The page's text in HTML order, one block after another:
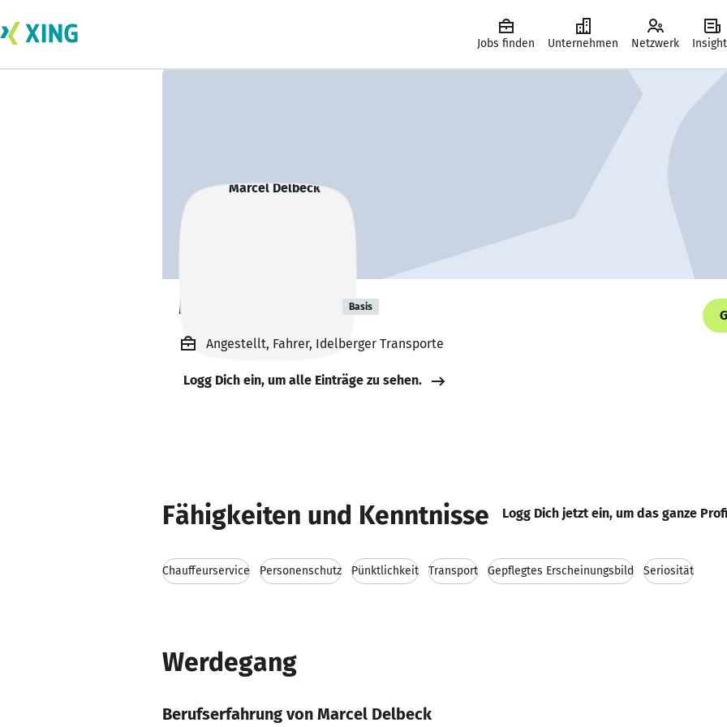
Jobs finden Unternehmen Netzwerk
Marcel Delbeck Basis
Angestellt, Fahrer, Idelberger Transporte
Logg Dich ein, um alle Einträge zu sehen.
Fähigkeiten und Kenntnisse Logg Dich jetzt ein, um das ganze
Chauffeurservice Personenschutz Pünktlichkeit Transport Gepflegtes Erscheinungsbild Seriosität
Werdegang
Berufserfahrung von Marcel Delbeck